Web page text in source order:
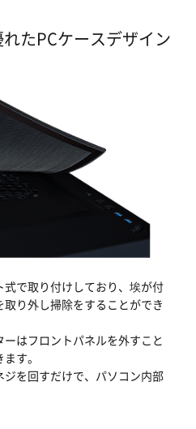
たPCケースデザイン
で取り付けしており、埃が付
り外し掃除をすることができ
はフロントパネルを外すこと
す。
を回すだけで、パソコン内部